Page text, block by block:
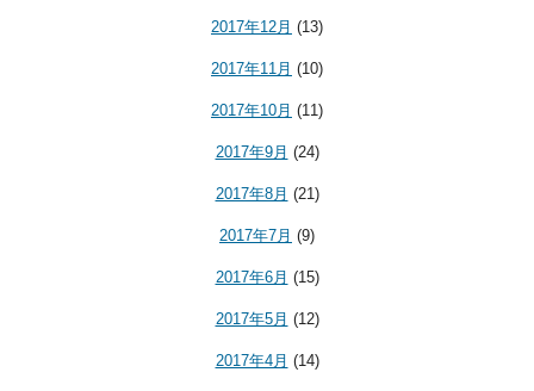
2017年12月 (13)
2017年11月 (10)
2017年10月 (11)
2017年9月 (24)
2017年8月 (21)
2017年7月 (9)
2017年6月 (15)
2017年5月 (12)
2017年4月 (14)